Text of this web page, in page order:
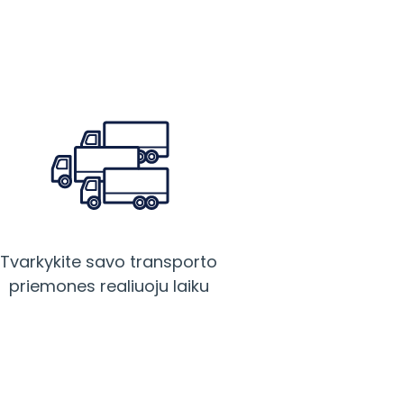
Tvarkykite savo transporto
priemones realiuoju laiku